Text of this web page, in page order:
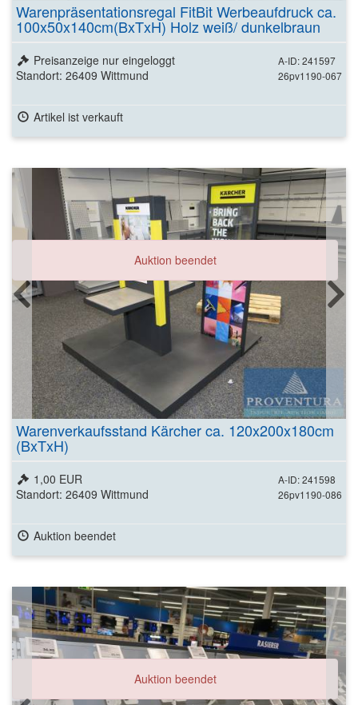
Warenpräsentationsregal FitBit Werbeaufdruck ca.
100x50x140cm(BxTxH) Holz weiß/ dunkelbraun
A-ID: 241597
26pv1190-067
Preisanzeige nur eingeloggt
Standort: 26409 Wittmund
Artikel ist verkauft
Auktion beendet
Warenverkaufsstand Kärcher ca. 120x200x180cm
(BxTxH)
A-ID: 241598
26pv1190-086
1,00 EUR
Standort: 26409 Wittmund
Auktion beendet
Auktion beendet